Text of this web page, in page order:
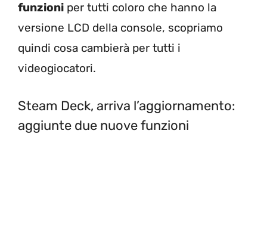
funzioni per tutti coloro che hanno la
versione LCD della console, scopriamo
quindi cosa cambierà per tutti i
videogiocatori.
Steam Deck, arriva l’aggiornamento:
aggiunte due nuove funzioni